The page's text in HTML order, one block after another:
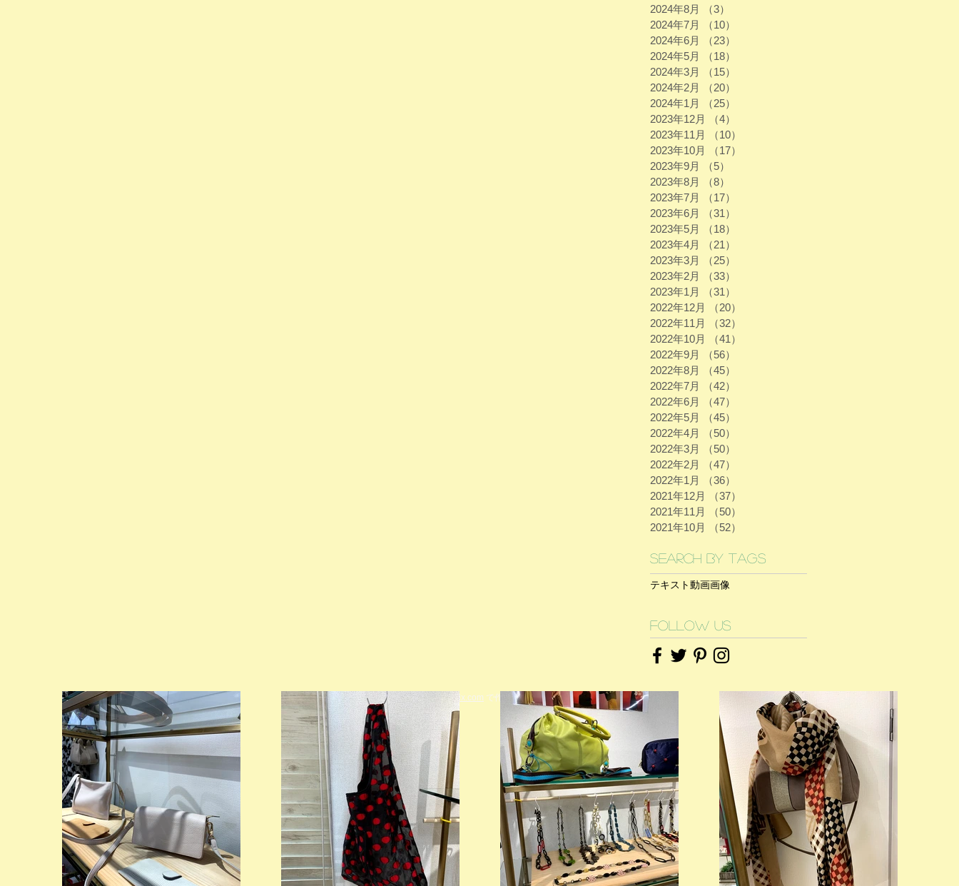
2024年8月
（3）
2024年7月
（10）
2024年6月
（23）
2024年5月
（18）
2024年3月
（15）
2024年2月
（20）
2024年1月
（25）
2023年12月
（4）
2023年11月
（10）
2023年10月
（17）
2023年9月
（5）
2023年8月
（8）
2023年7月
（17）
2023年6月
（31）
2023年5月
（18）
2023年4月
（21）
2023年3月
（25）
2023年2月
（33）
2023年1月
（31）
2022年12月
（20）
2022年11月
（32）
2022年10月
（41）
2022年9月
（56）
2022年8月
（45）
2022年7月
（42）
2022年6月
（47）
2022年5月
（45）
2022年4月
（50）
2022年3月
（50）
2022年2月
（47）
2022年1月
（36）
2021年12月
（37）
2021年11月
（50）
2021年10月
（52）
Search By Tags
テキスト動画画像
Follow Us
© 2023 著作権表示の例 - Wix.com で作成されたホームページです